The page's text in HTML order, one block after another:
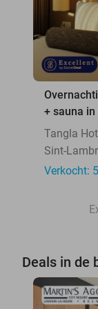
+ sauna in
Tangla
Sint-
Verkocht:
Deals in de